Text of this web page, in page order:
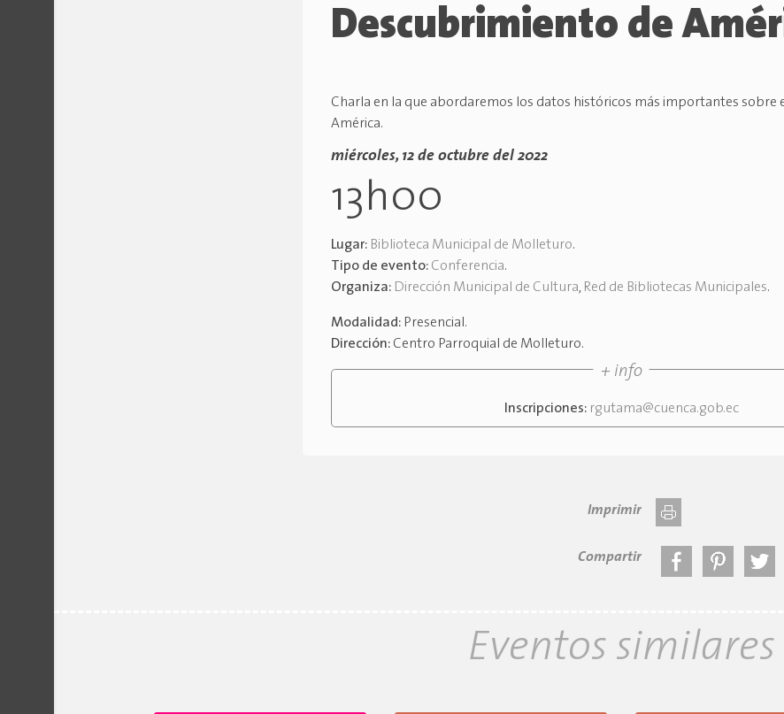
Descubrimiento de
Charla en la que abordaremos los datos históricos más importantes sobre
América.
miércoles, 12 de octubre del 2022
13h00
Lugar: Biblioteca Municipal de Molleturo.
Tipo de evento: Conferencia.
Organiza: Dirección Municipal de Cultura, Red de Bibliotecas Municipales.
Modalidad: Presencial.
Dirección: Centro Parroquial de Molleturo.
+ info
Inscripciones: rgutama@cuenca.gob.ec
Imprimir
Compartir
Eventos similares